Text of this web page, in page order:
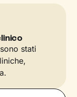
stati